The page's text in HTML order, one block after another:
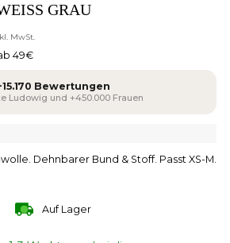
GRAU
MwSt.
49€
Bewertungen
Ludowig und +450.000 Frauen
Dehnbarer Bund & Stoff. Passt XS-M.
Auf Lager